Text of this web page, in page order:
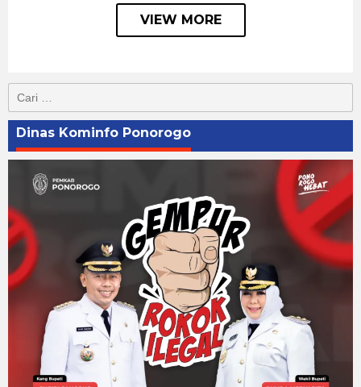
VIEW MORE
untuk:
Dinas Kominfo Ponorogo